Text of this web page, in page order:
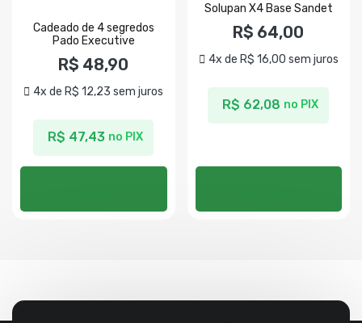
Cadeado de 4 segredos
Pado Executive
R$ 48,90
4x de R$ 12,23 sem juros
R$ 47,43 no PIX
Solupan X4 Base Sandet
R$ 64,00
4x de R$ 16,00 sem juros
R$ 62,08 no PIX